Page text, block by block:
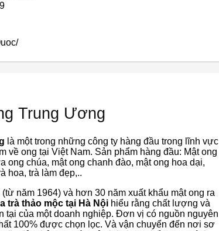
Trung Ương
là một trong những công ty hàng đầu trong lĩnh vực
về ong tại Việt Nam. Sản phẩm hàng đầu: Mật ong
ong chúa, mật ong chanh đào, mật ong hoa dại,
hoa, trà làm đẹp,..
năm 1964) và hơn 30 năm xuất khẩu mật ong ra
trà thảo mộc tại Hà Nội hiểu rằng chất lượng và
tại của một doanh nghiệp. Đơn vị có nguồn nguyên
100% được chọn lọc. Và vận chuyển đến nơi sơ